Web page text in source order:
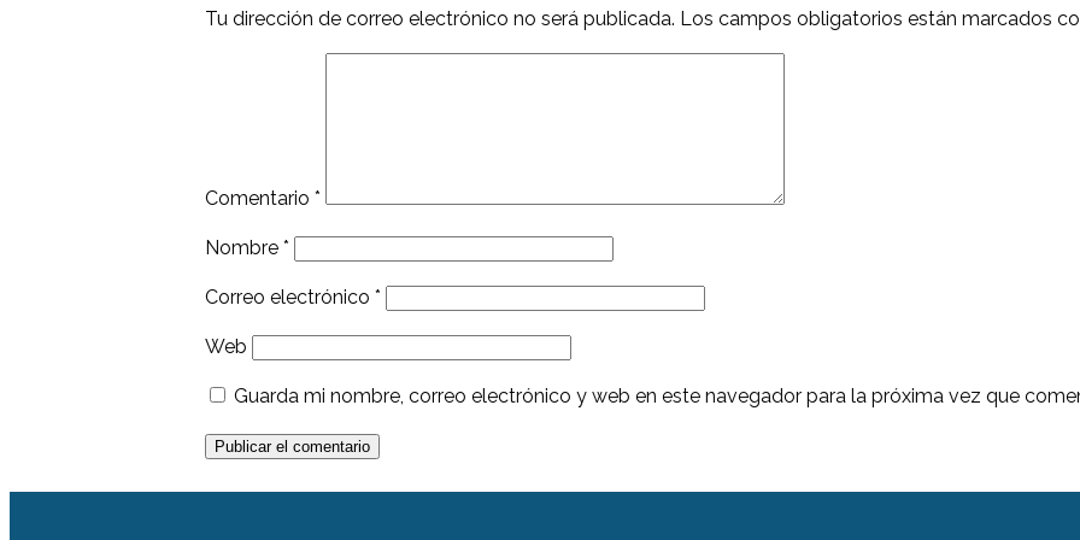
Tu dirección de correo electrónico no será publicada. Los campos obligatorios están marcados
Comentario *
Nombre *
Correo electrónico *
Web
Guarda mi nombre, correo electrónico y web en este navegador para la próxima vez que